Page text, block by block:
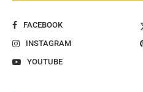
FACEBOOK
INSTAGRAM
YOUTUBE